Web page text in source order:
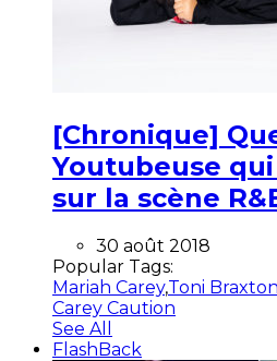
[Chronique]
Youtubeuse
sur la scène
30 août 2018
Popular Tags:
Mariah Carey,Toni Braxton
Carey Caution
See All
FlashBack